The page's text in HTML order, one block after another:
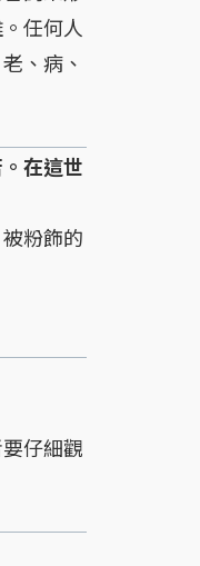
任何人
、病、
在這世
粉飾的
仔細觀